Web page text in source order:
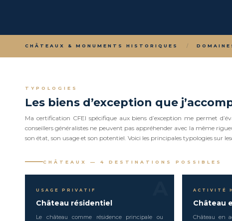
CHÂTEAUX & MONUMENTS HISTORIQUES /
TYPOLOGIES
Les biens d’exception que
Ma certification CFEI spécifique aux biens d’exception me permet
conseillers généralistes ne peuvent pas appréhender avec la même
son état, son usage et son potentiel. Voici les principales typologies sur
CHÂTEAUX — 4 DESTINATIONS POSSIBLES
USAGE PRIVATIF
Château résidentiel
Le château comme résidence principale ou
ACTIVITÉ
Château
Château en